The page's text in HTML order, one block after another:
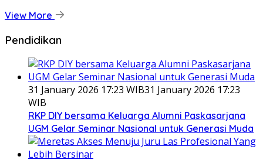
View More
Pendidikan
31 January 2026 17:23 WIB31 January 2026 17:23
WIB
RKP DIY bersama Keluarga Alumni Paskasarjana
UGM Gelar Seminar Nasional untuk Generasi Muda